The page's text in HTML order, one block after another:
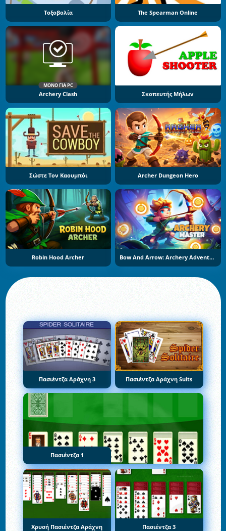
Τοξοβολία The Spearman Online
ΜΌΝΟ ΓΙΑ PC
Archery Clash Σκοπευτής Μήλων
Σώστε Τον Καουμπόι Archer Dungeon Hero
Robin Hood Archer Bow And Arrow: Archery Adventure
Πασιέντζα Αράχνη 3 Πασιέντζα Αράχνη Suits
Πασιέντζα 1
Χρυσή Πασιέντζα Αράχνη Πασιέντζα 3